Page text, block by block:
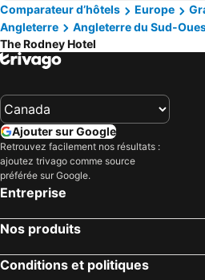
Comparateur d’hôtels
Europe
Angleterre
Angleterre du Sud-
The Rodney Hotel
Ajouter sur Google
Retrouvez facilement nos résultats :
ajoutez trivago comme source
préférée sur Google.
Entreprise
Nos produits
Conditions et politiques